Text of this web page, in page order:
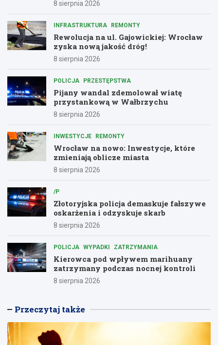
8 sierpnia 2026
INFRASTRUKTURA REMONTY
Rewolucja na ul. Gajowickiej: Wrocław
zyska nową jakość dróg!
8 sierpnia 2026
POLICJA PRZESTĘPSTWA
Pijany wandal zdemolował wiatę
przystankową w Wałbrzychu
8 sierpnia 2026
INWESTYCJE REMONTY
Wrocław na nowo: Inwestycje, które
zmieniają oblicze miasta
8 sierpnia 2026
/P
Złotoryjska policja demaskuje fałszywe
oskarżenia i odzyskuje skarb
8 sierpnia 2026
POLICJA WYPADKI ZATRZYMANIA
Kierowca pod wpływem marihuany
zatrzymany podczas nocnej kontroli
8 sierpnia 2026
Przeczytaj także